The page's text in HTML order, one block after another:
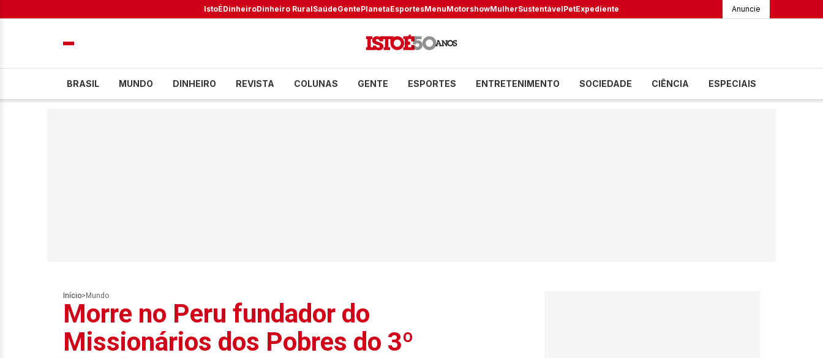
IstoÉDinheiroDinheiro RuralSaúdeGentePlanetaEsportesMenuMotorshowMulherSustentávelPetExpediente Anuncie
BRASIL MUNDO DINHEIRO REVISTA COLUNAS GENTE ESPORTES ENTRETENIMENTO SOCIEDADE CIÊNCIA ESPECIAIS
Início> Mundo
Morre no Peru fundador do
Missionários dos Pobres do 3º